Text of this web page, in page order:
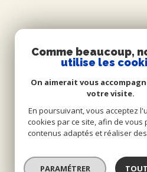
Comme beaucoup,
utilise les
On aimerait vous
votre visite.
En poursuivant, vous acceptez
cookies par ce site, afin de vous
contenus adaptés et réaliser
PARAMÉTRER